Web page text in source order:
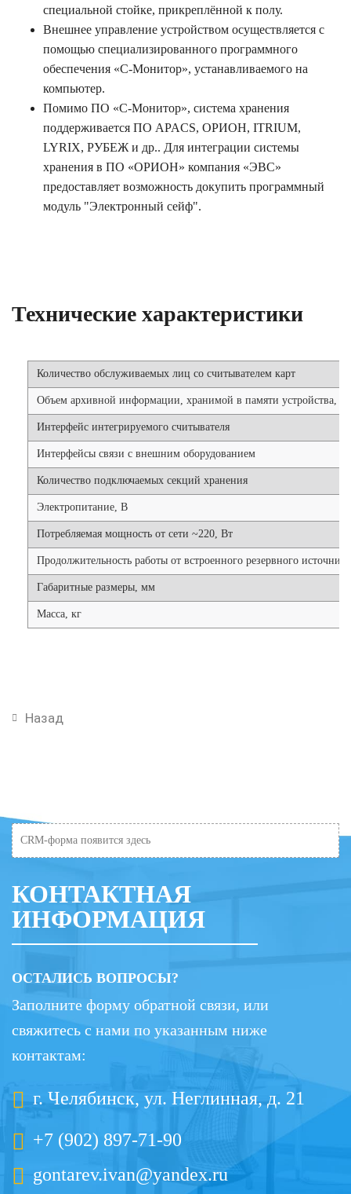
специальной стойке, прикреплённой к полу.
Внешнее управление устройством осуществляется с
помощью специализированного программного
обеспечения «С-Монитор», устанавливаемого на
компьютер.
Помимо ПО «С-Монитор», система хранения
поддерживается ПО APACS, ОРИОН, ITRIUM,
LYRIX, РУБЕЖ и др.. Для интеграции системы
хранения в ПО «ОРИОН» компания «ЭВС»
предоставляет возможность докупить программный
модуль "Электронный сейф".
Технические характеристики
Количество обслуживаемых лиц со считывателем карт
Объем архивной информации, хранимой в памяти устройства,
Интерфейс интегрируемого считывателя
Интерфейсы связи с внешним оборудованием
Количество подключаемых секций хранения
Электропитание, В
Потребляемая мощность от сети ~220, Вт
Продолжительность работы от встроенного резервного
Габаритные размеры, мм
Масса, кг
Назад
CRM-форма появится здесь
КОНТАКТНАЯ
ИНФОРМАЦИЯ
ОСТАЛИСЬ ВОПРОСЫ?
Заполните форму обратной связи, или
свяжитесь с нами по указанным ниже
контактам:
г. Челябинск, ул. Неглинная, д. 21
+7 (902) 897-71-90
gontarev.ivan@yandex.ru